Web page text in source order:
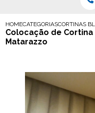
HOMECATEGORIASCORTINAS
Colocação de
Matarazzo